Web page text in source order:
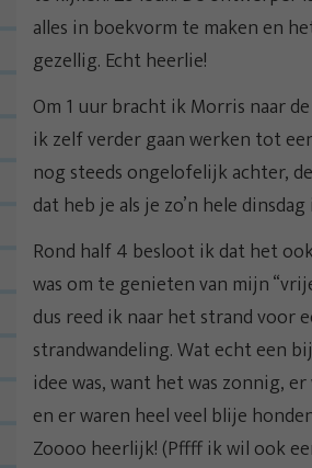
alles in boekvorm te maken en
gezellig. Echt heerlie!
Om 1 uur bracht ik Morris naar
ik zelf verder gaan werken tot
nog steeds ongelofelijk achter,
dat heb je als je zo’n hele
Rond half 4 besloot ik dat het
was om te genieten van mijn
dus reed ik naar het strand voor
strandwandeling. Wat echt een
idee was, want het was zonnig,
en er waren heel veel blije
Zoooo heerlijk! (Pffff ik wil ook